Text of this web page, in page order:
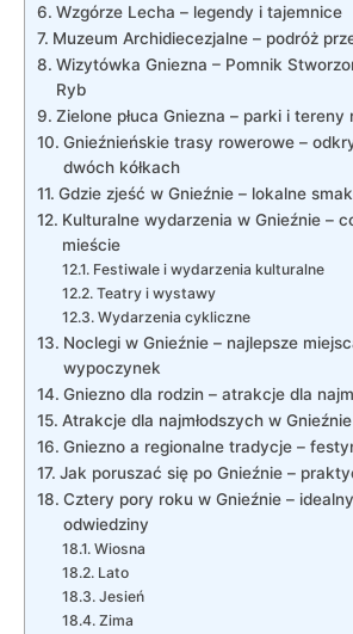
Wzgórze⁤ Lecha – legendy i tajemnice
Muzeum Archidiecezjalne⁣ – podróż
Wizytówka Gniezna ⁢–‍ Pomnik
Ryb
Zielone płuca Gniezna –​ parki ​i tereny
Gnieźnieńskie trasy rowerowe ​–
dwóch kółkach
Gdzie zjeść w‍ Gnieźnie‍ –⁢ lokalne
Kulturalne wydarzenia‍ w Gnieźnie⁣ –
‌mieście
Festiwale i wydarzenia ‌kulturalne
Teatry ⁣i ​wystawy
Wydarzenia cykliczne
Noclegi ⁣w Gnieźnie – ⁢najlepsze
wypoczynek
Gniezno‌ dla rodzin – atrakcje dla
Atrakcje dla najmłodszych⁢ w Gnieźnie
Gniezno a regionalne tradycje –
Jak‍ poruszać ⁤się po Gnieźnie –⁤
Cztery‌ pory roku w Gnieźnie –
odwiedziny
Wiosna
Lato
Jesień
Zima